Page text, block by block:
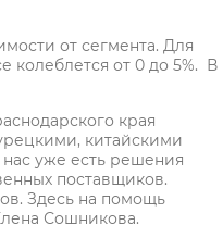
от сегмента. Для
колеблется от 0 до 5%. В
края
китайскими
уже есть решения
поставщиков.
Здесь на помощь
Сошникова.